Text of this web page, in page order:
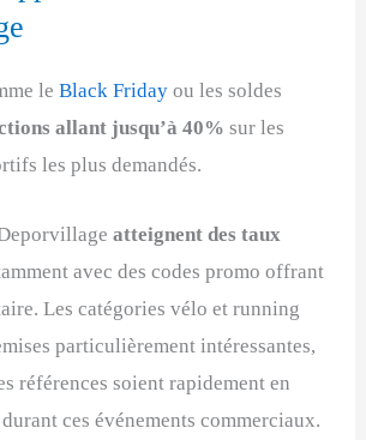
leBlack Friday ou les soldes
allant jusqu’à 40% sur les
les plus demandés.
atteignent des taux
avec des codes promo offrant
Les catégories vélo et running
particulièrement intéressantes,
références soient rapidement en
ces événements commerciaux.